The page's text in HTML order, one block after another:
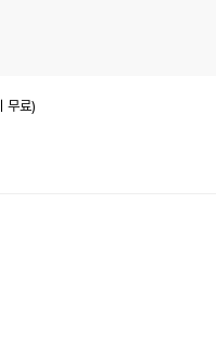
무료)